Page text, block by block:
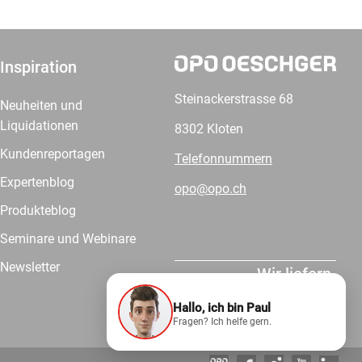
Inspiration
Neuheiten und
Liquidationen
Kundenreportagen
Expertenblog
Produkteblog
Seminare und Webinare
Newsletter
Steinackerstrasse 68
8302 Kloten
Telefonnummern
opo@opo.ch
Wir liefern.
Hallo, ich bin Paul
Fragen? Ich helfe gern.